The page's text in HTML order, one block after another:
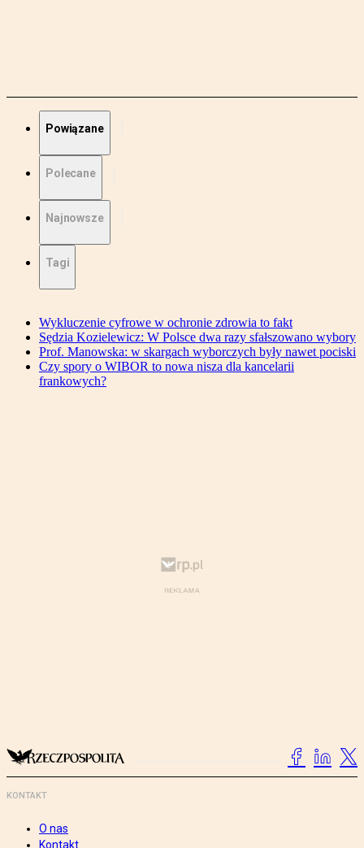
Powiązane
Polecane
Najnowsze
Tagi
Wykluczenie cyfrowe w ochronie zdrowia to fakt
Sędzia Kozielewicz: W Polsce dwa razy sfałszowano wybory
Prof. Manowska: w skargach wyborczych były nawet pociski
Czy spory o WIBOR to nowa nisza dla kancelarii
frankowych?
KONTAKT
O nas
Kontakt